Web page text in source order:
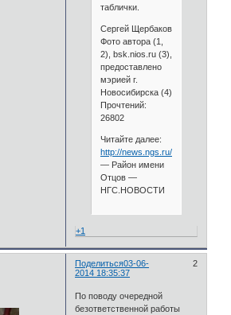
таблички.
Сергей Щербаков
Фото автора (1,
2), bsk.nios.ru (3),
предоставлено
мэрией г.
Новосибирска (4)
Прочтений:
26802
Читайте далее:
http://news.ngs.ru/more/1823221/
— Район имени
Отцов —
НГС.НОВОСТИ
+1
Поделиться 2
03-06-
2014 18:35:37
По поводу очередной
безответственной работы